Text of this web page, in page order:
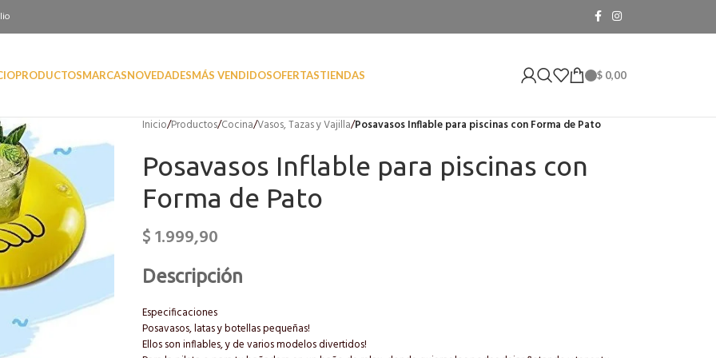
PRODUCTOSMARCASNOVEDADESMÁS VENDIDOSOFERTASTIENDAS $ 0,00
Inicio/Productos/Cocina/Vasos, Tazas y Vajilla/Posavasos Inflable para piscinas con Forma de Pato
Posavasos Inflable para piscinas con
Forma de Pato
$1.999,90
Descripción
Especificaciones
Posavasos, latas y botellas pequeñas!
Ellos son inflables, y de varios modelos divertidos!